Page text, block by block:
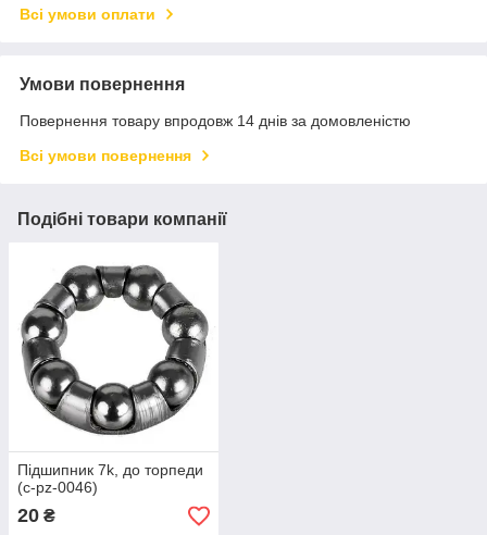
Всі умови оплати
Умови повернення
Повернення товару впродовж 14 днів за домовленістю
Всі умови повернення
Подібні товари компанії
Підшипник 7k, до торпеди
(c-pz-0046)
20 ₴